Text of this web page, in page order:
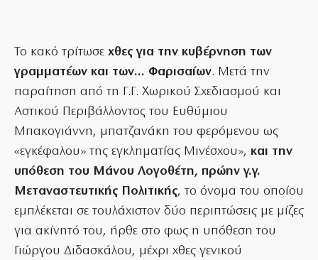
Το κακό τρίτωσε χθες για την κυβέρνηση των
γραμματέων και των… Φαρισαίων. Μετά την
παραίτηση από τη Γ.Γ. Χωρικού Σχεδιασμού και
Αστικού Περιβάλλοντος του Ευθύμιου
Μπακογιάννη, μπατζανάκη του φερόμενου ως
«εγκέφαλου» της εγκληματίας Μινέσχου», και την
υπόθεση του Μάνου Λογοθέτη, πρώην γ.γ.
Μεταναστευτικής Πολιτικής, το όνομα του οποίου
εμπλέκεται σε τουλάχιστον δύο περιπτώσεις με μίζες
για ακίνητό του, ήρθε στο φως η υπόθεση του
Γιώργου Διδασκάλου, μέχρι χθες γενικού